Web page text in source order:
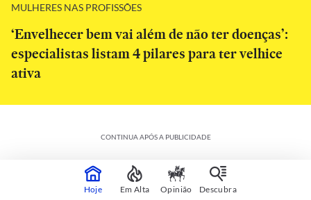
MULHERES NAS PROFISSÕES
‘Envelhecer bem vai além de não ter doenças’:
especialistas listam 4 pilares para ter velhice
ativa
CONTINUA APÓS A PUBLICIDADE
Hoje Em Alta Opinião Descubra